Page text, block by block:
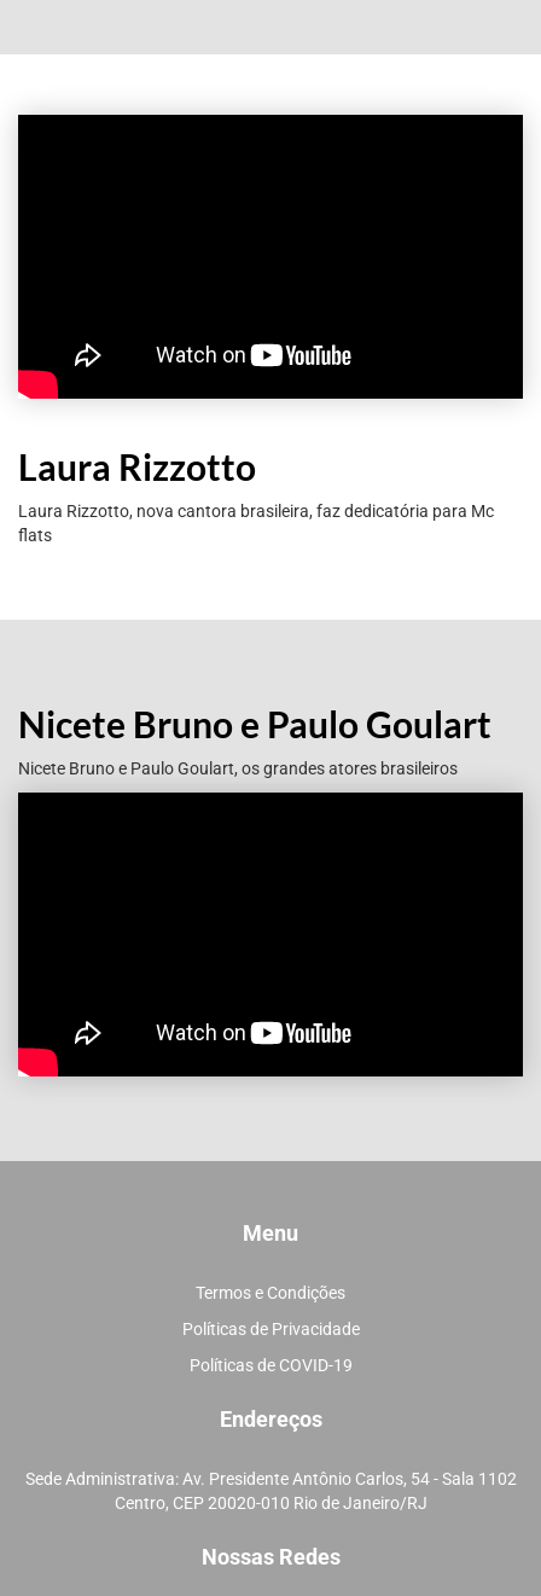
Laura Rizzotto
Laura Rizzotto, nova cantora brasileira, faz dedicatória para Mc
flats
Nicete Bruno e Paulo Goulart
Nicete Bruno e Paulo Goulart, os grandes atores brasileiros
Menu
Termos e Condições
Políticas de Privacidade
Políticas de COVID-19
Endereços
Sede Administrativa: Av. Presidente Antônio Carlos, 54 - Sala 1102
Centro, CEP 20020-010 Rio de Janeiro/RJ
Nossas Redes